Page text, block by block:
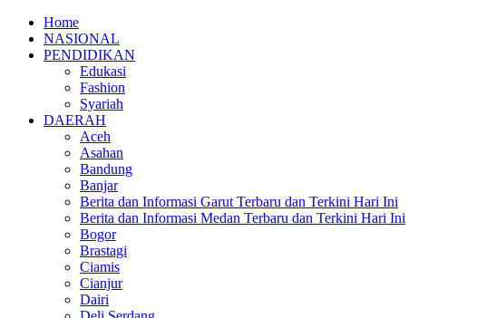
Home
NASIONAL
PENDIDIKAN
Edukasi
Fashion
Syariah
DAERAH
Aceh
Asahan
Bandung
Banjar
Berita dan Informasi Garut Terbaru dan Terkini Hari Ini
Berita dan Informasi Medan Terbaru dan Terkini Hari Ini
Bogor
Brastagi
Ciamis
Cianjur
Dairi